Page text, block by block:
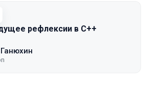
рефлексии в C++